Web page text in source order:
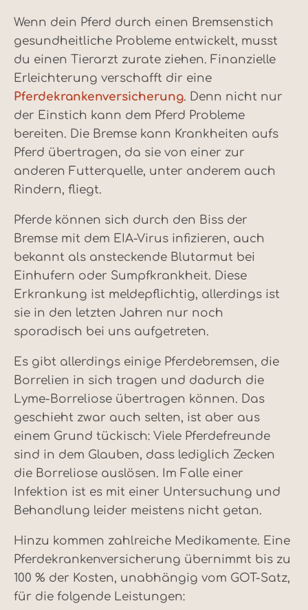
Wenn dein Pferd durch einen Bremsenstich
gesundheitliche Probleme entwickelt, musst
du einen Tierarzt zurate ziehen. Finanzielle
Erleichterung verschafft dir eine
Pferdekrankenversicherung. Denn nicht nur
der Einstich kann dem Pferd Probleme
bereiten. Die Bremse kann Krankheiten aufs
Pferd übertragen, da sie von einer zur
anderen Futterquelle, unter anderem auch
Rindern, fliegt.
Pferde können sich durch den Biss der
Bremse mit dem EIA-Virus infizieren, auch
bekannt als ansteckende Blutarmut bei
Einhufern oder Sumpfkrankheit. Diese
Erkrankung ist meldepflichtig, allerdings ist
sie in den letzten Jahren nur noch
sporadisch bei uns aufgetreten.
Es gibt allerdings einige Pferdebremsen, die
Borrelien in sich tragen und dadurch die
Lyme-Borreliose übertragen können. Das
geschieht zwar auch selten, ist aber aus
einem Grund tückisch: Viele Pferdefreunde
sind in dem Glauben, dass lediglich Zecken
die Borreliose auslösen. Im Falle einer
Infektion ist es mit einer Untersuchung und
Behandlung leider meistens nicht getan.
Hinzu kommen zahlreiche Medikamente. Eine
Pferdekrankenversicherung übernimmt bis zu
100 % der Kosten, unabhängig vom GOT-Satz,
für die folgende Leistungen: